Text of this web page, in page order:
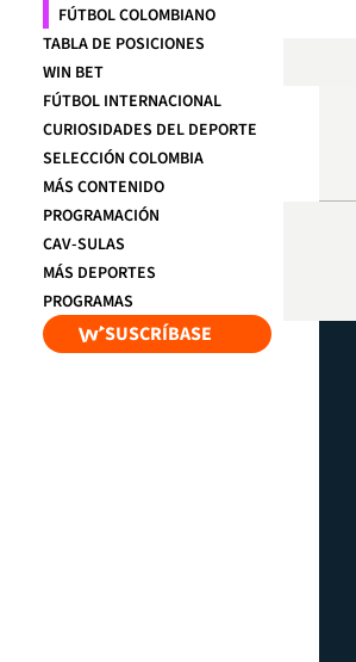
FÚTBOL COLOMBIANO
TABLA DE POSICIONES
WIN BET
FÚTBOL INTERNACIONAL
CURIOSIDADES DEL DEPORTE
SELECCIÓN COLOMBIA
MÁS CONTENIDO
PROGRAMACIÓN
CAV-SULAS
MÁS DEPORTES
PROGRAMAS
SUSCRÍBASE